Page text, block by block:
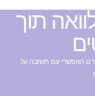
תוך
האפשרי עם תשובה על